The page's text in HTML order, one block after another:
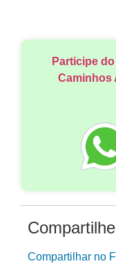
Participe
Caminhos
Compartilhar no